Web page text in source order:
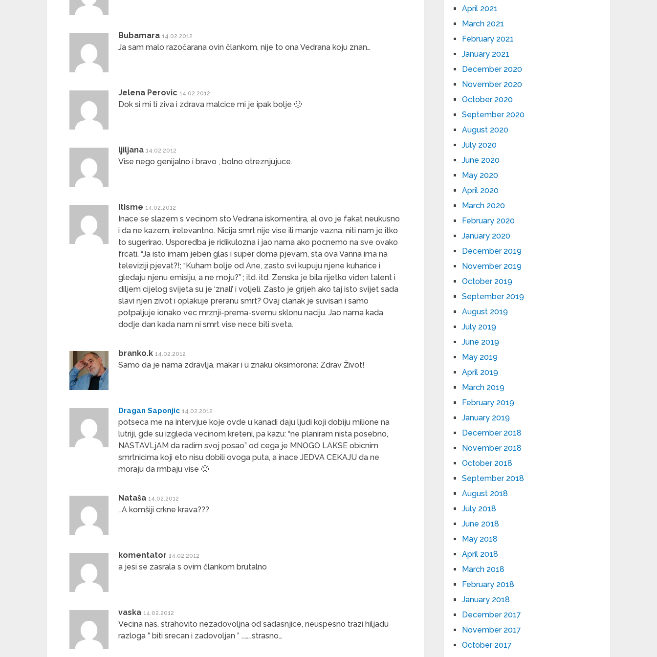
Bubamara 14.02.2012
Ja sam malo razočarana ovin člankom, nije to ona Vedrana koju znan…
Jelena Perovic 14.02.2012
Dok si mi ti ziva i zdrava malcice mi je ipak bolje 🙂
ljiljana 14.02.2012
Vise nego genijalno i bravo , bolno otreznjujuce.
Itisme 14.02.2012
Inace se slazem s vecinom sto Vedrana iskomentira, al ovo je fakat neukusno
i da ne kazem, irelevantno. Nicija smrt nije vise ili manje vazna, niti nam je itko
to sugerirao. Usporedba je ridikulozna i jao nama ako pocnemo na sve ovako
frcati. “Ja isto imam jeben glas i super doma pjevam, sta ova Vanna ima na
televiziji pjevat?!; “Kuham bolje od Ane, zasto svi kupuju njene kuharice i
gledaju njenu emisiju, a ne moju?” ; itd. itd. Zenska je bila rijetko viđen talent i
diljem cijelog svijeta su je ‘znali’ i voljeli. Zasto je grijeh ako taj isto svijet sada
slavi njen zivot i oplakuje preranu smrt? Ovaj clanak je suvisan i samo
potpaljuje ionako vec mrznji-prema-svemu sklonu naciju. Jao nama kada
dodje dan kada nam ni smrt vise nece biti sveta.
branko.k 14.02.2012
Samo da je nama zdravlja, makar i u znaku oksimorona: Zdrav Život!
Dragan Saponjic 14.02.2012
potseca me na intervjue koje ovde u kanadi daju ljudi koji dobiju milione na
lutriji, gde su izgleda vecinom kreteni, pa kazu: “ne planiram nista posebno,
NASTAVLjAM da radim svoj posao” od cega je MNOGO LAKSE obicnim
smrtnicima koji eto nisu dobili ovoga puta, a inace JEDVA CEKAJU da ne
moraju da rmbaju vise 🙂
Nataša 14.02.2012
…A komšiji crkne krava???
komentator 14.02.2012
a jesi se zasrala s ovim člankom brutalno
vaska 14.02.2012
Vecina nas, strahovito nezadovoljna od sadasnjice, neuspesno trazi hiljadu
razloga ” biti srecan i zadovoljan ” ………strasno…
April 2021
March 2021
February 2021
January 2021
December 2020
November 2020
October 2020
September 2020
August 2020
July 2020
June 2020
May 2020
April 2020
March 2020
February 2020
January 2020
December 2019
November 2019
October 2019
September 2019
August 2019
July 2019
June 2019
May 2019
April 2019
March 2019
February 2019
January 2019
December 2018
November 2018
October 2018
September 2018
August 2018
July 2018
June 2018
May 2018
April 2018
March 2018
February 2018
January 2018
December 2017
November 2017
October 2017